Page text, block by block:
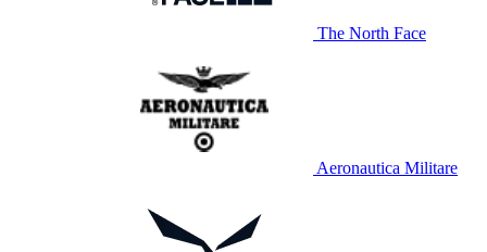
The North Face
Aeronautica Militare